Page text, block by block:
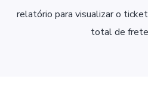
relatório para visualizar o
total de